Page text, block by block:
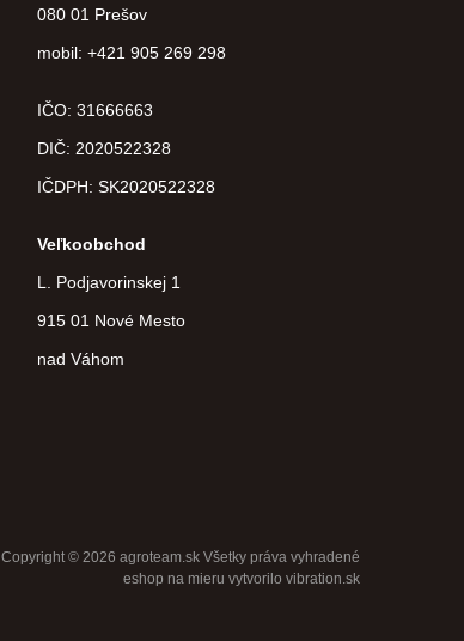
080 01 Prešov
mobil: +421 905 269 298
IČO: 31666663
DIČ: 2020522328
IČDPH: SK2020522328
Veľkoobchod
L. Podjavorinskej 1
915 01 Nové Mesto
nad Váhom
Copyright © 2026 agroteam.sk Všetky práva vyhradené
eshop na mieru vytvorilo vibration.sk